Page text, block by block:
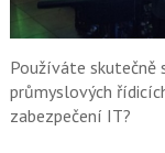
Používáte skutečně
průmyslových
zabezpečení IT?